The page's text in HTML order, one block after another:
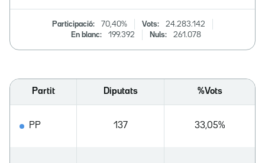
Participació: 70,40% Vots:
24.283.142
En blanc:
199.392 Nuls: 261.078
Partit Diputats %Vots
PP 137 33,05%